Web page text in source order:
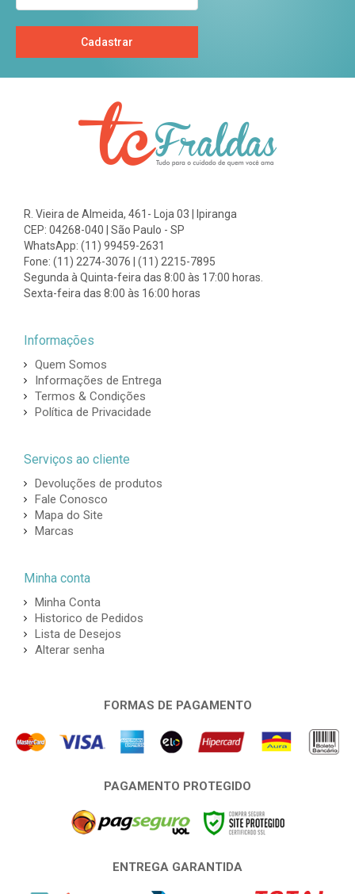
Cadastrar
R. Vieira de Almeida, 461- Loja 03 | Ipiranga
CEP: 04268-040 | São Paulo - SP
WhatsApp: (11) 99459-2631
Fone: (11) 2274-3076 | (11) 2215-7895
Segunda à Quinta-feira das 8:00 às 17:00 horas.
Sexta-feira das 8:00 às 16:00 horas
Informações
Quem Somos
Informações de Entrega
Termos & Condições
Política de Privacidade
Serviços ao cliente
Devoluções de produtos
Fale Conosco
Mapa do Site
Marcas
Minha conta
Minha Conta
Historico de Pedidos
Lista de Desejos
Alterar senha
FORMAS DE PAGAMENTO
PAGAMENTO PROTEGIDO
ENTREGA GARANTIDA